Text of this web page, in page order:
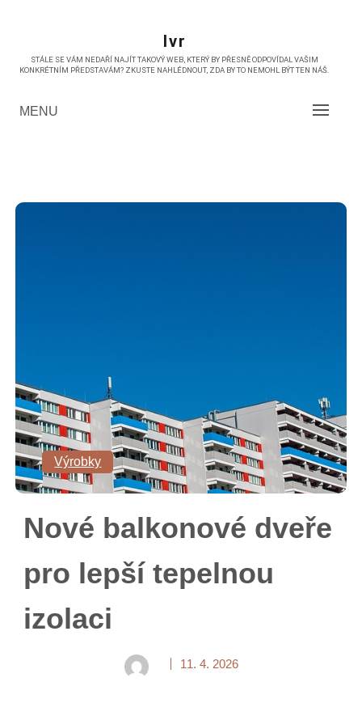
Ivr
STÁLE SE VÁM NEDAŘÍ NAJÍT TAKOVÝ WEB, KTERÝ BY PŘESNĚ ODPOVÍDAL VAŠIM
KONKRÉTNÍM PŘEDSTAVÁM? ZKUSTE NAHLÉDNOUT, ZDA BY TO NEMOHL BÝT TEN NÁŠ.
MENU
Výrobky
Nové balkonové dveře
pro lepší tepelnou
izolaci
11. 4. 2026